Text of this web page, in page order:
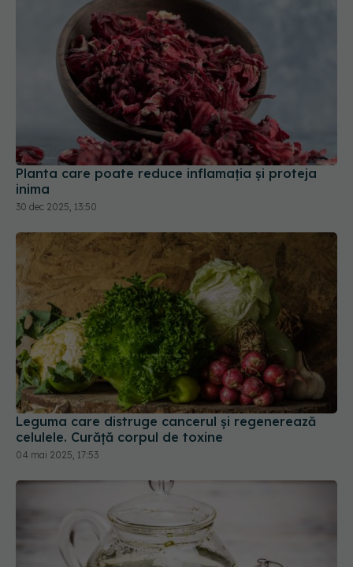
Planta care poate reduce inflamația și proteja
inima
30 dec 2025, 13:50
Leguma care distruge cancerul și regenerează
celulele. Curăță corpul de toxine
04 mai 2025, 17:53